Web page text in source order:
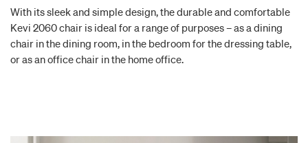
With its sleek and simple design, the durable and comfortable
Kevi 2060 chair is ideal for a range of purposes – as a dining
chair in the dining room, in the bedroom for the dressing table,
or as an office chair in the home office.